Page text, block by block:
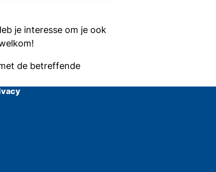
je interesse om je ook
de betreffende